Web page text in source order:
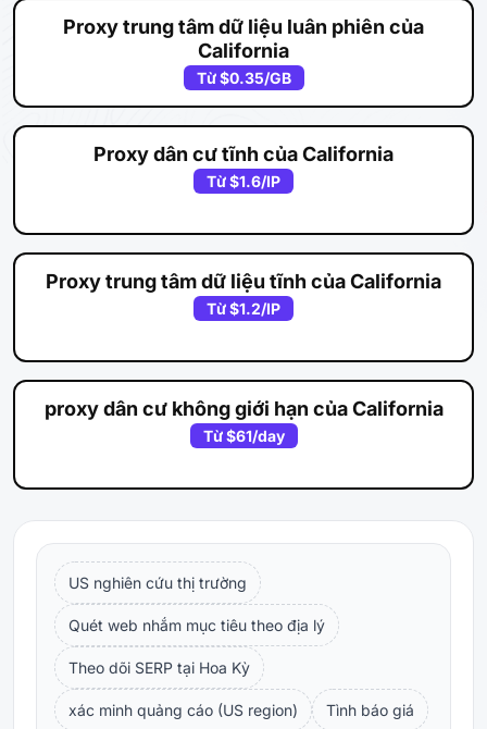
Proxy trung tâm dữ liệu luân phiên của
California
Từ$0.35/GB
Proxy dân cư tĩnh của California
Từ$1.6/IP
Proxy trung tâm dữ liệu tĩnh của California
Từ$1.2/IP
proxy dân cư không giới hạn của California
Từ$61/day
US nghiên cứu thị trường
Quét web nhắm mục tiêu theo địa lý
Theo dõi SERP tại Hoa Kỳ
xác minh quảng cáo (US region) Tình báo giá